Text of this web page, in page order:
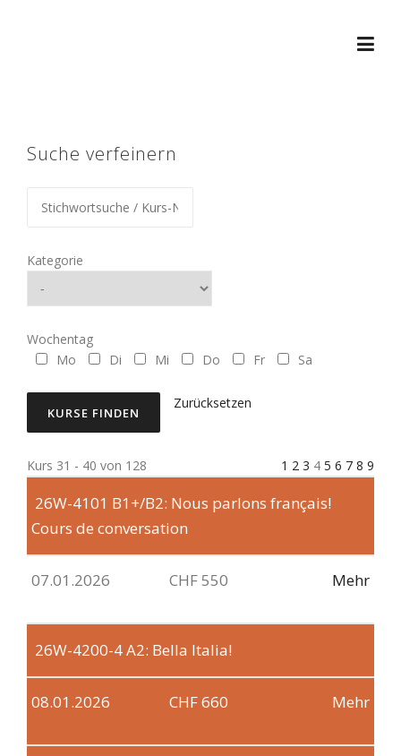
Suche verfeinern
Kategorie
Wochentag
Mo
Di Mi Do Fr Sa
Zurücksetzen
Kurs 31 - 40 von 128 1 2 3 4 5 6 7 8 9
26W-4101 B1+/B2: Nous parlons français!
Cours de conversation
07.01.2026 CHF 550 Mehr
26W-4200-4A2: Bella Italia!
08.01.2026 CHF 660 Mehr